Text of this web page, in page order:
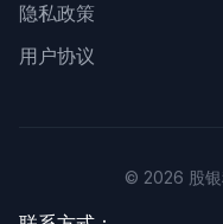
隐私政策
用户协议
© 2026 股银